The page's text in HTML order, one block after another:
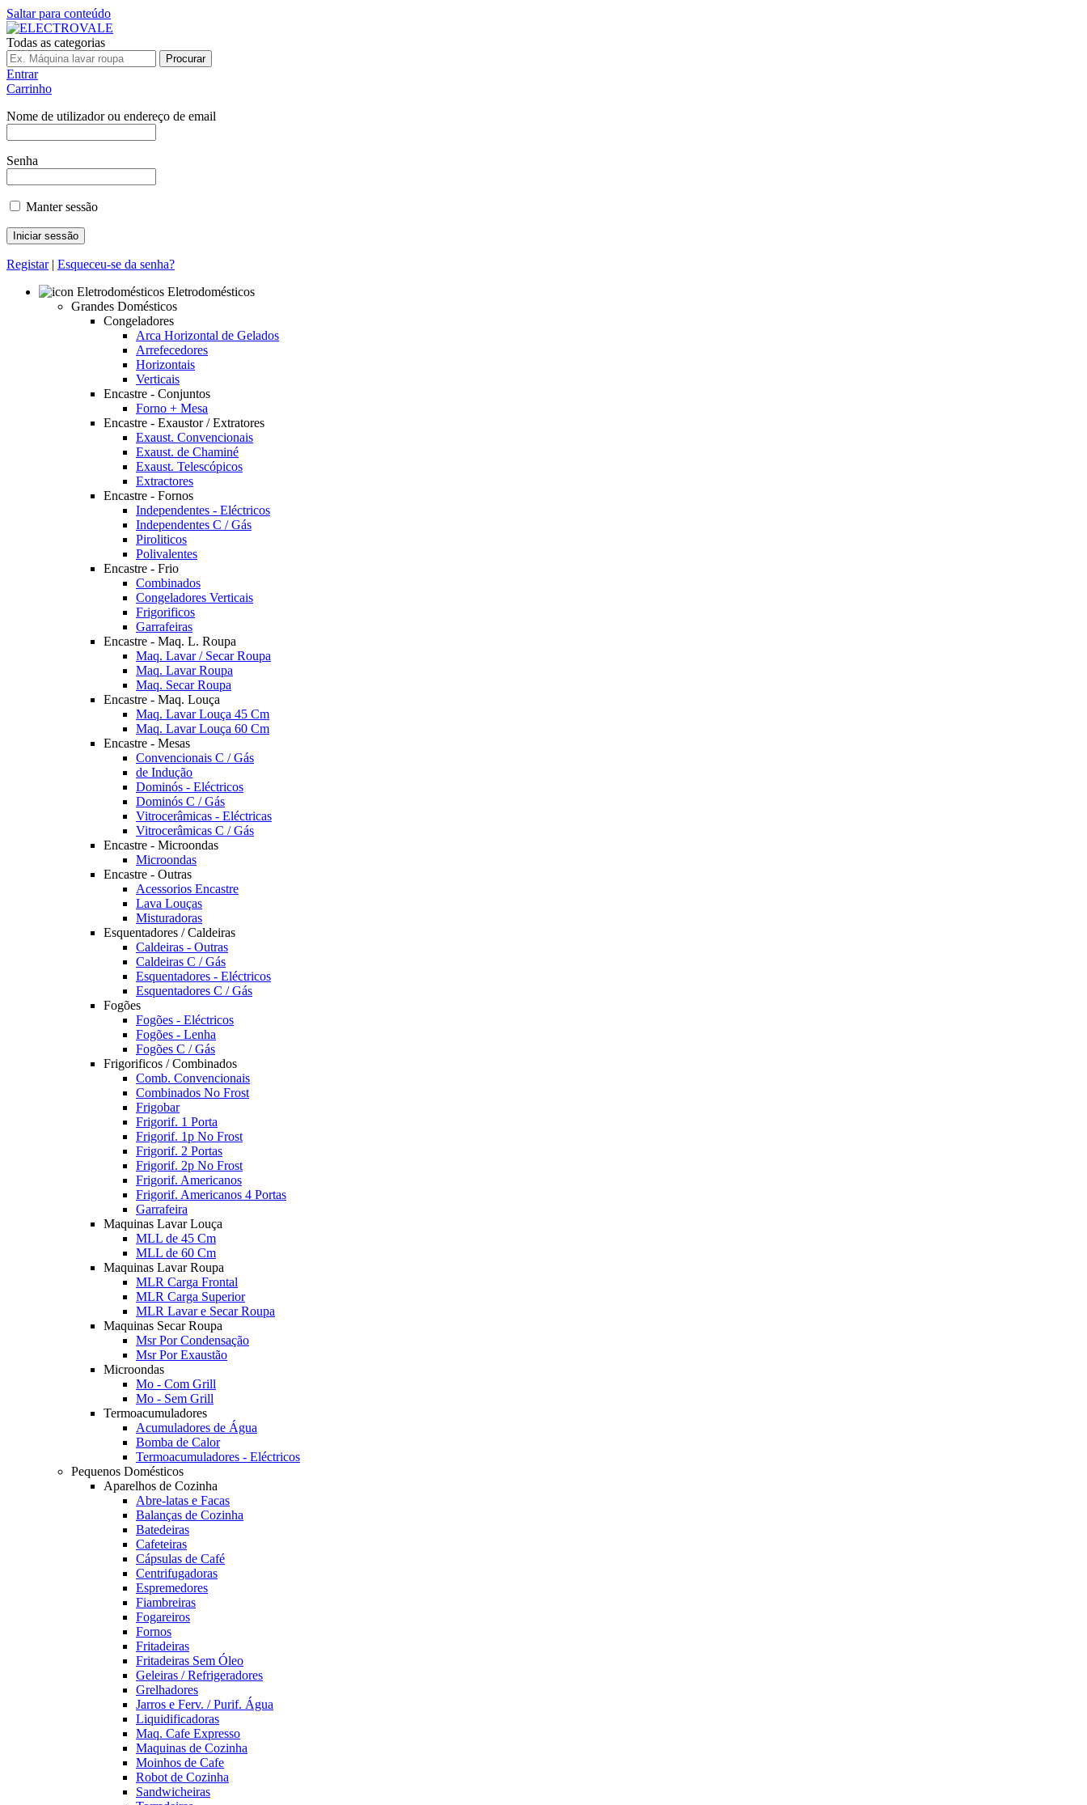
Saltar para conteúdo
Todas as categorias
Procurar
Entrar
Carrinho
Nome de utilizador ou endereço de email
Senha
Manter sessão
Registar| Esqueceu-se da senha?
Eletrodomésticos
Grandes Domésticos
Congeladores
Arca Horizontal de Gelados
Arrefecedores
Horizontais
Verticais
Encastre - Conjuntos
Forno + Mesa
Encastre - Exaustor / Extratores
Exaust. Convencionais
Exaust. de Chaminé
Exaust. Telescópicos
Extractores
Encastre - Fornos
Independentes - Eléctricos
Independentes C / Gás
Piroliticos
Polivalentes
Encastre - Frio
Combinados
Congeladores Verticais
Frigorificos
Garrafeiras
Encastre - Maq. L. Roupa
Maq. Lavar / Secar Roupa
Maq. Lavar Roupa
Maq. Secar Roupa
Encastre - Maq. Louça
Maq. Lavar Louça 45 Cm
Maq. Lavar Louça 60 Cm
Encastre - Mesas
Convencionais C / Gás
de Indução
Dominós - Eléctricos
Dominós C / Gás
Vitrocerâmicas - Eléctricas
Vitrocerâmicas C / Gás
Encastre - Microondas
Microondas
Encastre - Outras
Acessorios Encastre
Lava Louças
Misturadoras
Esquentadores / Caldeiras
Caldeiras - Outras
Caldeiras C / Gás
Esquentadores - Eléctricos
Esquentadores C / Gás
Fogões
Fogões - Eléctricos
Fogões - Lenha
Fogões C / Gás
Frigorificos / Combinados
Comb. Convencionais
Combinados No Frost
Frigobar
Frigorif. 1 Porta
Frigorif. 1p No Frost
Frigorif. 2 Portas
Frigorif. 2p No Frost
Frigorif. Americanos
Frigorif. Americanos 4 Portas
Garrafeira
Maquinas Lavar Louça
MLL de 45 Cm
MLL de 60 Cm
Maquinas Lavar Roupa
MLR Carga Frontal
MLR Carga Superior
MLR Lavar e Secar Roupa
Maquinas Secar Roupa
Msr Por Condensação
Msr Por Exaustão
Microondas
Mo - Com Grill
Mo - Sem Grill
Termoacumuladores
Acumuladores de Água
Bomba de Calor
Termoacumuladores - Eléctricos
Pequenos Domésticos
Aparelhos de Cozinha
Abre-latas e Facas
Balanças de Cozinha
Batedeiras
Cafeteiras
Cápsulas de Café
Centrifugadoras
Espremedores
Fiambreiras
Fogareiros
Fornos
Fritadeiras
Fritadeiras Sem Óleo
Geleiras / Refrigeradores
Grelhadores
Jarros e Ferv. / Purif. Água
Liquidificadoras
Maq. Cafe Expresso
Maquinas de Cozinha
Moinhos de Cafe
Robot de Cozinha
Sandwicheiras